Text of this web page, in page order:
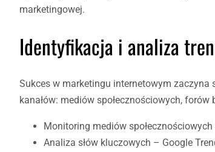
marketingowej.
Identyfikacja i analiza
Sukces w marketingu internetowym zaczyna
kanałów: mediów społecznościowych,
Monitoring mediów
Analiza słów kluczowych – Google